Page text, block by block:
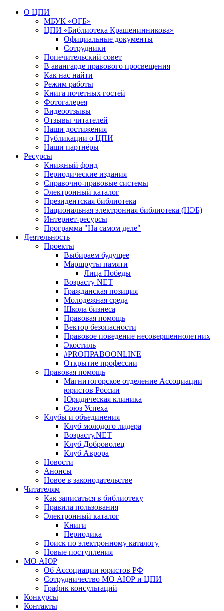
О ЦПИ
МБУК «ОГБ»
ЦПИ «Библиотека Крашенинникова»
Официальные документы
Сотрудники
Попечительский совет
В авангарде правового просвещения
Как нас найти
Режим работы
Книга почетных гостей
Фотогалерея
Видеоотзывы
Отзывы читателей
Наши достижения
Публикации о ЦПИ
Наши партнёры
Ресурсы
Книжный фонд
Периодические издания
Справочно-правовые системы
Электронный каталог
Президентская библиотека
Национальная электронная библиотека (НЭБ)
Интернет-ресурсы
Программа "На самом деле"
Деятельность
Проекты
Выбираем будущее
Маршруты памяти
Лица Победы
Возрасту NET
Гражданская позиция
Молодежная среда
Школа бизнеса
Правовая помощь
Вектор безопасности
Правовое поведение несовершеннолетних
Экостиль
#PROПРАВОONLINE
Открытие профессии
Правовая помощь
Магнитогорское отделение Ассоциации
юристов России
Юридическая клиника
Союз Успеха
Клубы и объединения
Клуб молодого лидера
Возрасту.NET
Клуб Доброволец
Клуб Аврора
Новости
Анонсы
Новое в законодательстве
Читателям
Как записаться в библиотеку
Правила пользования
Электронный каталог
Книги
Периодика
Поиск по электронному каталогу
Новые поступления
МО АЮР
Об Ассоциации юристов РФ
Сотрудничество МО АЮР и ЦПИ
График консультаций
Конкурсы
Контакты